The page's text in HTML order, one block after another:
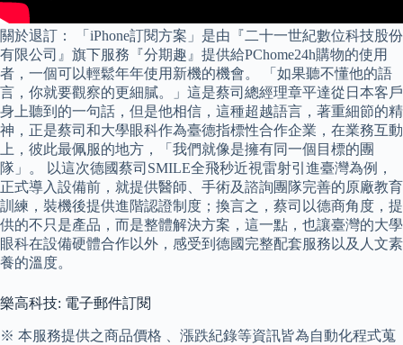
關於退訂： 「iPhone訂閱方案」是由『二十一世紀數位科技股份
有限公司』旗下服務『分期趣』提供給PChome24h購物的使用
者，一個可以輕鬆年年使用新機的機會。 「如果聽不懂他的語
言，你就要觀察的更細膩。」這是蔡司總經理章平達從日本客戶
身上聽到的一句話，但是他相信，這種超越語言，著重細節的精
神，正是蔡司和大學眼科作為臺德指標性合作企業，在業務互動
上，彼此最佩服的地方，「我們就像是擁有同一個目標的團
隊」。 以這次德國蔡司SMILE全飛秒近視雷射引進臺灣為例，
正式導入設備前，就提供醫師、手術及諮詢團隊完善的原廠教育
訓練，裝機後提供進階認證制度；換言之，蔡司以德商角度，提
供的不只是產品，而是整體解決方案，這一點，也讓臺灣的大學
眼科在設備硬體合作以外，感受到德國完整配套服務以及人文素
養的溫度。
樂高科技: 電子郵件訂閱
※ 本服務提供之商品價格 、漲跌紀錄等資訊皆為自動化程式蒐